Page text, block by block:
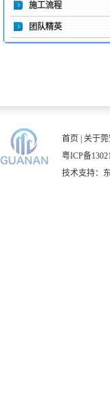
施工流程
团队精英
首页 关于
粤ICP备
技术支持：